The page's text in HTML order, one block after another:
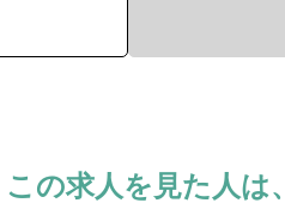
この求人を見た人は、